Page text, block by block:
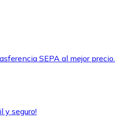
SEPA al mejor precio.
y seguro!